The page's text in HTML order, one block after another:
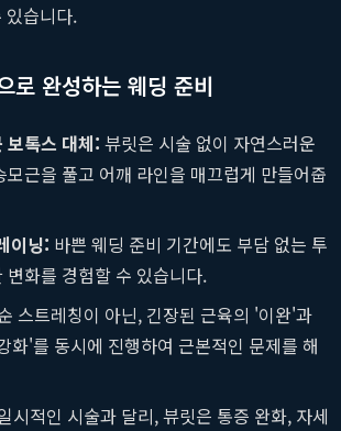
있습니다.
로 완성하는 웨딩 준비
보톡스 대체: 뷰릿은 시술 없이 자연스러운
모근을 풀고 어깨 라인을 매끄럽게 만들어줍
이닝: 바쁜 웨딩 준비 기간에도 부담 없는 투
변화를 경험할 수 있습니다.
스트레칭이 아닌, 긴장된 근육의 '이완'과
화'를 동시에 진행하여 근본적인 문제를 해
시적인 시술과 달리, 뷰릿은 통증 완화, 자세